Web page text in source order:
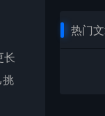
长
挑
热门